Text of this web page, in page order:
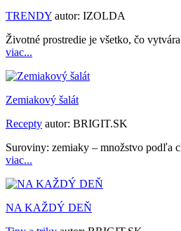
TRENDY autor: IZOLDA
Životné prostredie je všetko, čo
viac...
Zemiakový šalát
Recepty autor: BRIGIT.SK
Suroviny: zemiaky – množstvo podľa
viac...
NA KAŽDÝ DEŇ